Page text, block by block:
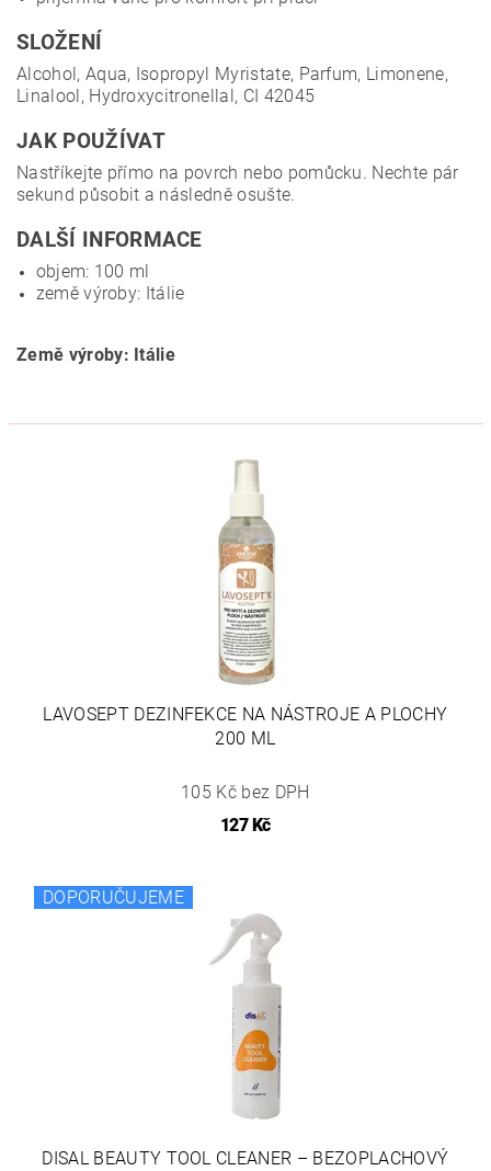
SLOŽENÍ
Alcohol, Aqua, Isopropyl Myristate, Parfum, Limonene,
Linalool, Hydroxycitronellal, CI 42045
JAK POUŽÍVAT
Nastříkejte přímo na povrch nebo pomůcku. Nechte pár
sekund působit a následně osušte.
DALŠÍ INFORMACE
objem: 100 ml
země výroby: Itálie
Země výroby: Itálie
LAVOSEPT DEZINFEKCE NA NÁSTROJE A PLOCHY
200 ML
105 Kč bez DPH
127 Kč
DOPORUČUJEME
DISAL BEAUTY TOOL CLEANER – BEZOPLACHOVÝ